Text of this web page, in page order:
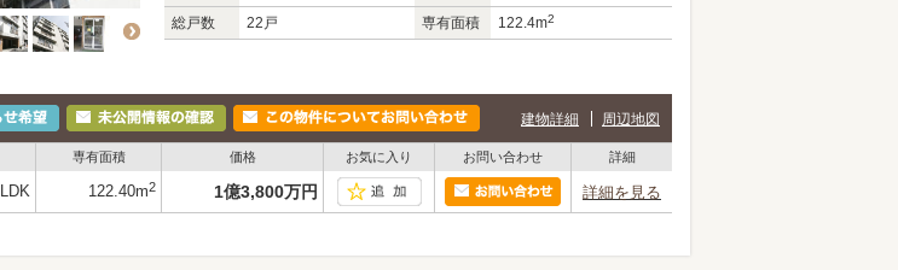
総戸数
22戸 専有面積 122.4m2
建物詳細 周辺地図
専有面積 価格 お気に入り お問い合わせ 詳細
122.40m2 1億3,800万円 詳細を見る